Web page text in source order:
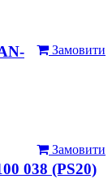
Замовити
Замовити
038 (PS20)